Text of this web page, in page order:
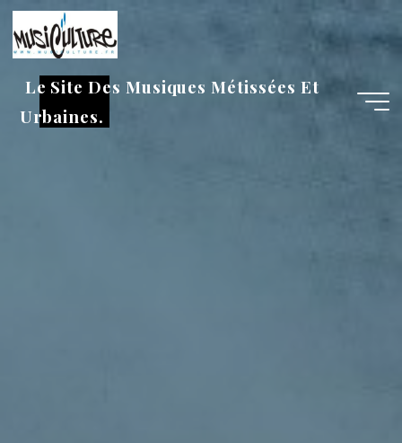
Aller
au
contenu
Le Site Des Musiques Métissées Et
Urbaines.